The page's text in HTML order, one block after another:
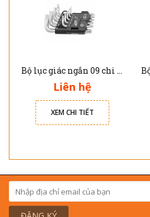
Bộ lục giác ngắn 09 chi tiết JTC 5355
Liên hệ
XEM CHI TIẾT